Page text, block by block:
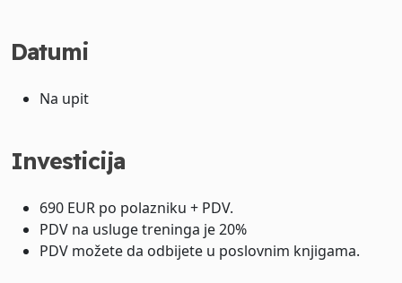
Datumi
Na upit
Investicija
690 EUR po polazniku + PDV.
PDV na usluge treninga je 20%
PDV možete da odbijete u poslovnim knjigama.